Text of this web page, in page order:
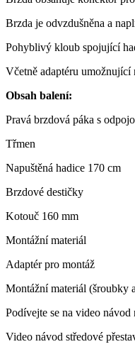
Brzda je odvzdušněna a
Pohyblivý kloub spojující
Včetně adaptéru umožnující
Obsah balení:
Pravá brzdová páka s
Třmen
Napuštěná hadice 170 cm
Brzdové destičky
Kotouč 160 mm
Montážní materiál
Adaptér pro montáž
Montážní materiál (šroubky
Podívejte se na video
Video návod středové